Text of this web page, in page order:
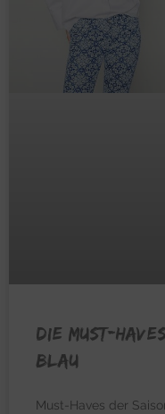
Die Must-
Blau
Must-Haves der